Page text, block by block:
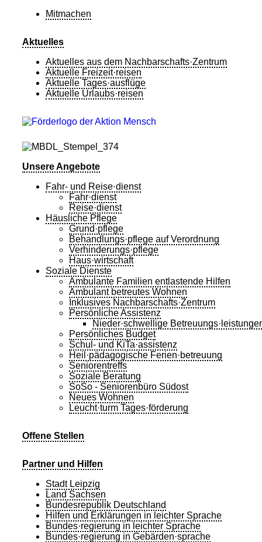
Mitmachen
Aktuelles
Aktuelles aus dem Nachbarschafts·Zentrum
Aktuelle Freizeit·reisen
Aktuelle Tages·ausflüge
Aktuelle Urlaubs·reisen
Unsere Angebote
Fahr- und Reise·dienst
Fahr·dienst
Reise·dienst
Häusliche Pflege
Grund·pflege
Behandlungs·pflege auf Verordnung
Verhinderungs·pflege
Haus·wirtschaft
Soziale Dienste
Ambulante Familien entlastende Hilfen
Ambulant betreutes Wohnen
Inklusives Nachbarschafts·Zentrum
Persönliche Assistenz
Nieder·schwellige
Persönliches Budget
Schul- und KiTa·assistenz
Heil·pädagogische Ferien·betreuung
Seniorentreffs
Soziale Beratung
SoSo - Seniorenbüro Südost
Neues Wohnen
Leucht·turm Tages·förderung
Offene Stellen
Partner und Hilfen
Stadt Leipzig
Land Sachsen
Bundesrepublik Deutschland
Hilfen und Erklärungen in leichter Sprache
Bundes·regierung in leichter Sprache
Bundes·regierung in Gebärden·sprache